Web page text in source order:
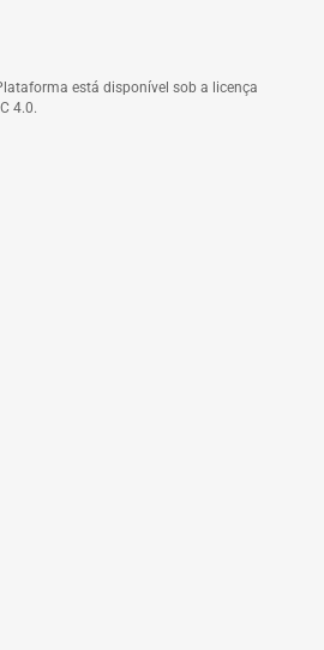
está disponível sob a licença
4.0.